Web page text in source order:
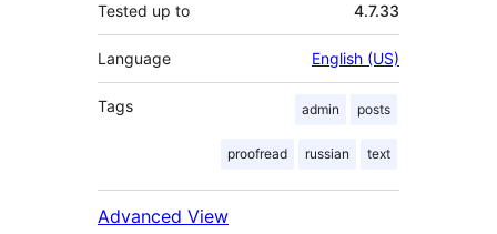
Tested up to 4.7.33
Language English (US)
Tags admin posts
proofread russian text
Advanced View